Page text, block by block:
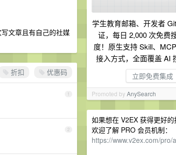
学生教育邮箱、开发者
证，每日 2,000 次免费
度！原生支持 Skill、
接入方式，全面覆盖 AI
立即免费集成
Promoted byAnySearch
如果想在 V2EX 获得更好的
欢迎了解 PRO 会员机制：
https://www.v2ex.com/pro/
文章且有自己的社媒
折扣 优惠码
1
2